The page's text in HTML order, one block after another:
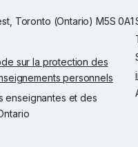
Toronto (Ontario) M5S 0A1
sur la protection des
personnels
enseignantes et des